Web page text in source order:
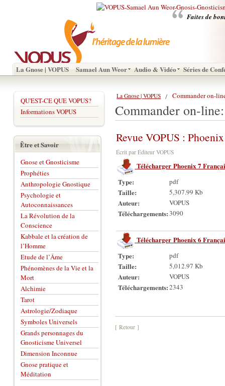
Faites de
La Gnose | VOPUS Samael Aun Weor Audio & Vidéo Séries de
La Gnose | VOPUS Commander on-
Commander on-
Revue VOPUS : Phoenix
Écrit par Éditeur VOPUS
Télécharger Phoenix 7
Type:
pdf
Taille: 5,307.99 Kb
Auteur: VOPUS
Téléchargements:3090
Télécharger Phoenix 6
Type:
pdf
Taille: 5,012.97 Kb
Auteur: VOPUS
Téléchargements:2343
[ Retour ]
QU'EST-CE QUE VOPUS?
Informations VOPUS
Être et Savoir
Gnose et Gnosticisme
Prophéties
Anthropologie Gnostique
Psychologie et
Autoconnaissances
La Révolution de la
Conscience
Kabbale et la création de
l’Homme
Etude de l’Âme
Phénomènes de la Vie et la
Mort
Alchimie
Tarot
Astrologie/Zodiaque
Symboles Universels
Grands personnages du
Gnosticisme Universel
Dimension Inconnue
Gnose pratique et
Méditation